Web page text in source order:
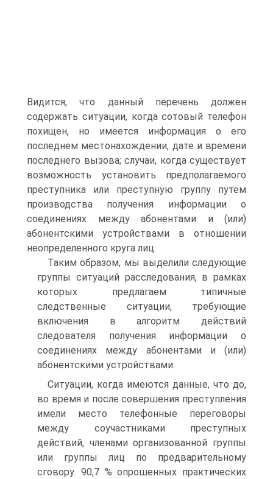
Видится, что данный перечень должен
содержать ситуации, когда сотовый телефон
похищен, но имеется информация о его
последнем местонахождении, дате и времени
последнего вызова; случаи, когда существует
возможность установить предполагаемого
преступника или преступную группу путем
производства получения информации о
соединениях между абонентами и (или)
абонентскими устройствами в отношении
неопределенного круга лиц.
Таким образом, мы выделили следующие
группы ситуаций расследования, в рамках
которых предлагаем типичные
следственные ситуации, требующие
включения в алгоритм действий
следователя получения информации о
соединениях между абонентами и (или)
абонентскими устройствами:
Ситуации, когда имеются данные, что до,
во время и после совершения преступления
имели место телефонные переговоры
между соучастниками преступных
действий, членами организованной группы
или группы лиц по предварительному
сговору. 90,7 % опрошенных практических